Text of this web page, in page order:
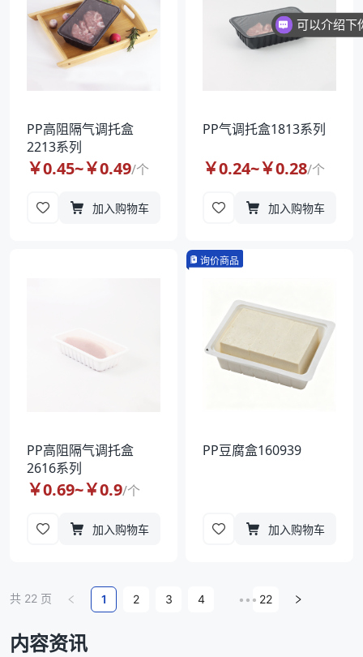
PP高阻隔气调托盒
2213系列
￥0.45~￥0.49/个
加入购物车
PP气调托盒1813系列
￥0.24~￥0.28/个
加入购物车
PP高阻隔气调托盒
2616系列
￥0.69~￥0.9/个
加入购物车
询价商品
PP豆腐盒160939
加入购物车
共 22 页 1 2 3 4 ••• 22
内容资讯